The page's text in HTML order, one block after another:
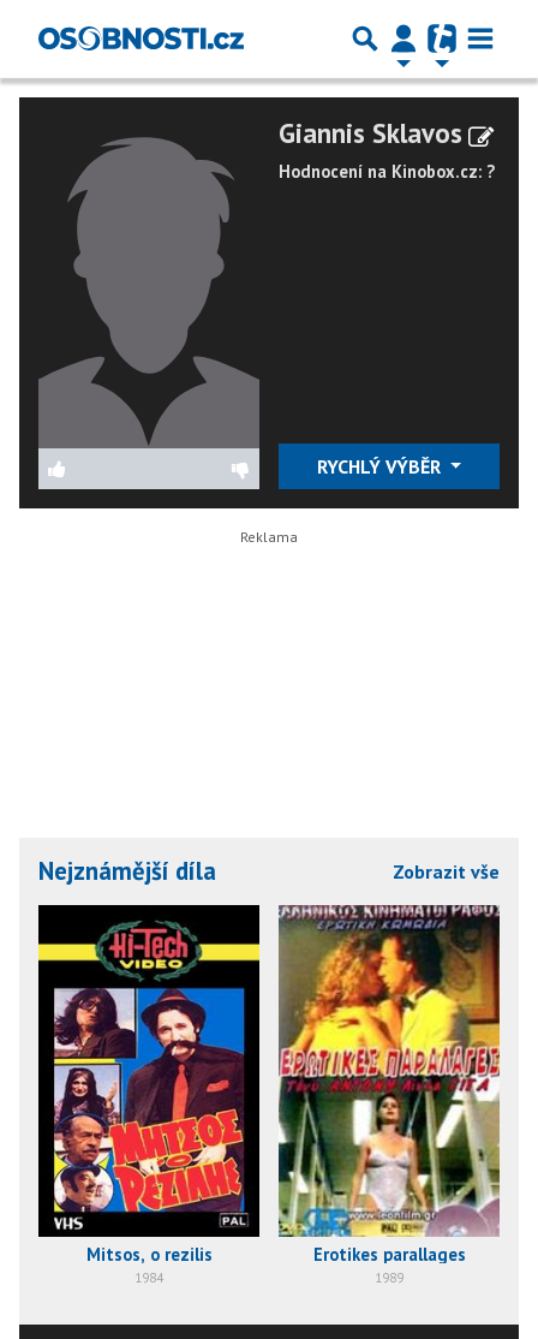
Giannis Sklavos
Hodnocení na Kinobox.cz: ?
RYCHLÝ VÝBĚR
Nejznámější díla Zobrazit vše
Mitsos, o rezilis
1984
Erotikes parallages
1989